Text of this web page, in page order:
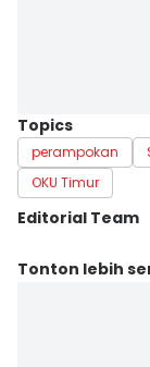
Topics
perampokan
OKU Timur
Editorial Team
Editor
Tonton lebih